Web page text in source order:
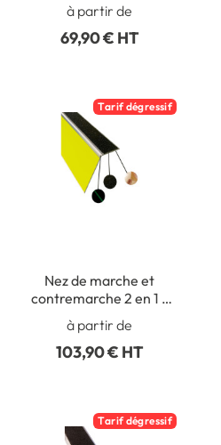
mm en Acier galva - Int /
Ext
à partir de
69,90 € HT
Tarif dégressif
Nez de marche et
contremarche 2 en 1 -
Auto adhésif - Intérieur
extérieur
à partir de
103,90 € HT
Tarif dégressif